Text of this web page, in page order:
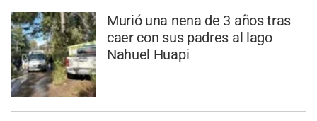
Murió una nena de 3 años tras
caer con sus padres al lago
Nahuel Huapi